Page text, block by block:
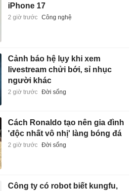
iPhone 17
2 giờ trước Công nghệ
Cảnh báo hệ lụy khi xem
livestream chửi bới, sỉ nhục
người khác
2 giờ trước Đời sống
Cách Ronaldo tạo nên gia đình
'độc nhất vô nhị' làng bóng đá
2 giờ trước Đời sống
Công ty có robot biết kungfu,